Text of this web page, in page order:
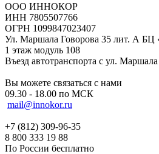
ООО ИННОКОР
ИНН 7805507766
ОГРН 1099847023407
Ул. Маршала Говорова 35 лит. А БЦ
1 этаж модуль 108
Въезд автотранспорта с ул.
Вы можете связаться с нами
09.30 - 18.00 по МСК
mail@innokor.ru
+7 (812) 309-96-35
8 800 333 19 88
По России бесплатно